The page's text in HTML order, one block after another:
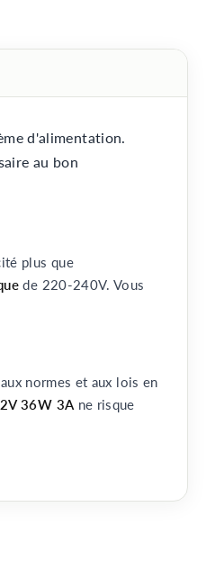
d'alimentation.
au bon
plus que
de 220-240V. Vous
normes et aux lois en
36W 3A ne risque